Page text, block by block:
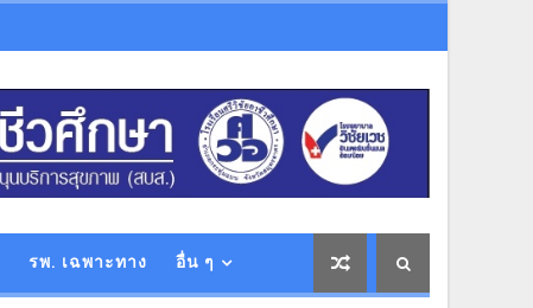
รพ. เฉพาะทาง อื่น ๆ